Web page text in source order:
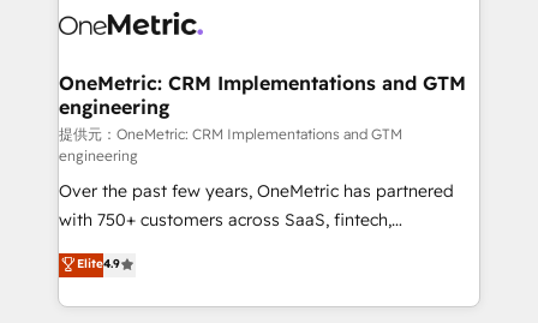
Iberia (Spain & Portugal), we combine human insight
growth. Our multidisciplinary team designs solutions
that simplify complexity, boost performance, and
turn innovation into real impact. 🌍 Highlights •
HubSpot Partner since 2012 • 2022 EMEA Impact
Award: Best Integration • 150+ successful HubSpot
projects • Clients in 30+ industries • Proprietary
technology for integrations • Multilingual team:
English, Spanish, Portuguese & Italian 👉 Grow
smarter with AI and HubSpot.
OneMetric: CRM Implementations and GTM
engineering
提供元：OneMetric: CRM Implementations and GTM
engineering
Over the past few years, OneMetric has partnered
with 750+ customers across SaaS, fintech,
healthcare, real estate, and other industries. With
150+ HubSpot-certified experts, we deliver scalable
solutions to complex GTM and RevOps challenges.
Elite4.9